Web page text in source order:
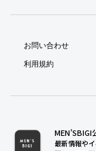
お問い合わせ
利用規約
MEN’SBIGI
最新情報や